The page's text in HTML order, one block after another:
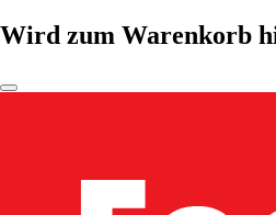
Wird zum Warenkorb